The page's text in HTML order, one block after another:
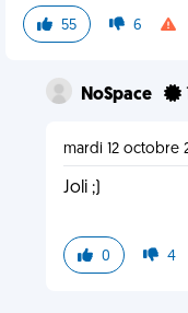
55 6
NoSpace
mardi 12 octobre
Joli ;)
0 4